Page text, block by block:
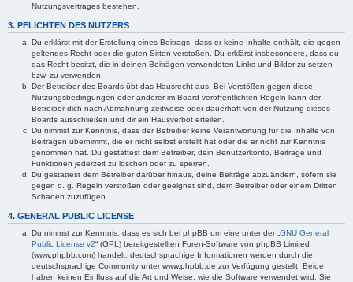
Nutzungsvertrages bestehen.
3. PFLICHTEN DES NUTZERS
Du erklärst mit der Erstellung eines Beitrags, dass er keine Inhalte enthält, die gegen
geltendes Recht oder die guten Sitten verstoßen. Du erklärst insbesondere, dass du
das Recht besitzt, die in deinen Beiträgen verwendeten Links und Bilder zu setzen
bzw. zu verwenden.
Der Betreiber des Boards übt das Hausrecht aus. Bei Verstößen gegen diese
Nutzungsbedingungen oder anderer im Board veröffentlichten Regeln kann der
Betreiber dich nach Abmahnung zeitweise oder dauerhaft von der Nutzung dieses
Boards ausschließen und dir ein Hausverbot erteilen.
Du nimmst zur Kenntnis, dass der Betreiber keine Verantwortung für die Inhalte von
Beiträgen übernimmt, die er nicht selbst erstellt hat oder die er nicht zur Kenntnis
genommen hat. Du gestattest dem Betreiber, dein Benutzerkonto, Beiträge und
Funktionen jederzeit zu löschen oder zu sperren.
Du gestattest dem Betreiber darüber hinaus, deine Beiträge abzuändern, sofern sie
gegen o. g. Regeln verstoßen oder geeignet sind, dem Betreiber oder einem Dritten
Schaden zuzufügen.
4. GENERAL PUBLIC LICENSE
Du nimmst zur Kenntnis, dass es sich bei phpBB um eine unter der „ GNU General
Public License v2“ (GPL) bereitgestellten Foren-Software von phpBB Limited
(www.phpbb.com) handelt; deutschsprachige Informationen werden durch die
deutschsprachige Community unter www.phpbb.de zur Verfügung gestellt. Beide
haben keinen Einfluss auf die Art und Weise, wie die Software verwendet wird. Sie